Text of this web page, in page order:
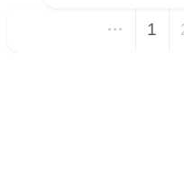
とつの世
1